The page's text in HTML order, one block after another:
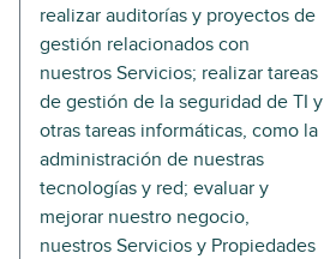
realizar auditorías y proyectos de
gestión relacionados con
nuestros Servicios; realizar tareas
de gestión de la seguridad de TI y
otras tareas informáticas, como la
administración de nuestras
tecnologías y red; evaluar y
mejorar nuestro negocio,
nuestros Servicios y Propiedades